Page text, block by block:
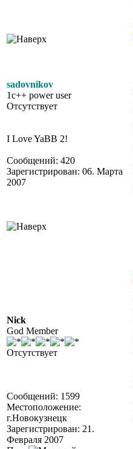
sadovnikov
1c++ power user
Отсутствует
I Love YaBB 2!
Сообщений: 420
Зарегистрирован: 06. Марта
2007
Nick
God Member
Отсутствует
Сообщений: 1599
Местоположение:
г.Новокузнецк
Зарегистрирован: 21.
Февраля 2007